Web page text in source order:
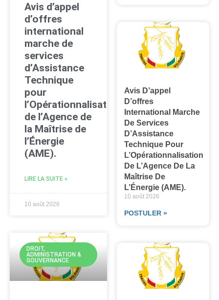
Avis d’appel
d’offres
international
marche de
services
d’Assistance
Technique
pour
l’Opérationnalisation
de l’Agence de
la Maîtrise de
l’Énergie
(AME).
LIRE LA SUITE »
10 août 2026
DROIT,
ADMINISTRATION &
GOUVERNANCE
Avis D’appel
D’offres
International Marche
De Services
D’Assistance
Technique Pour
L’Opérationnalisation
De L’Agence De La
Maîtrise De
L’Énergie (AME).
10 août 2026
POSTULER »